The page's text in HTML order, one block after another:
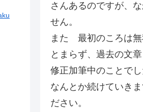
さんあるのですが、
せん。
また 最初のころは無
とまらず、過去の文
修正加筆中のことでし
なんとか続けていき
ださい。